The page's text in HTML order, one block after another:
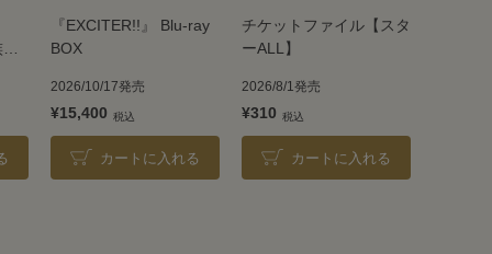
『EXCITER!!』 Blu-ray
BOX
2026/10/17発売
¥15,400
カートに入れる
チケットファイル【スタ
ーALL】
2026/8/1発売
¥310
カートに入れる